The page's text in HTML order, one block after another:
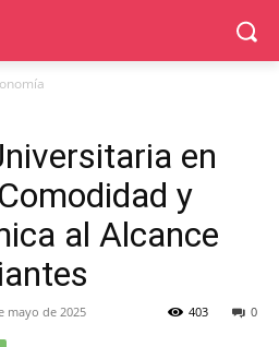
en
y
al Alcance
mayo de 2025 0
403